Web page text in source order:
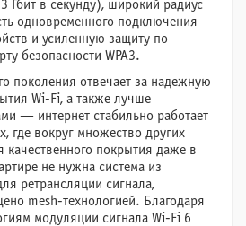
Гбит в секунду), широкий радиус
одновременного подключения
и усиленную защиту по
безопасности WPA3.
поколения отвечает за надежную
Wi-Fi, а также лучше
— интернет стабильно работает
где вокруг множество других
качественного покрытия даже в
не нужна система из
ретрансляции сигнала,
mesh-технологией. Благодаря
модуляции сигнала Wi-Fi 6